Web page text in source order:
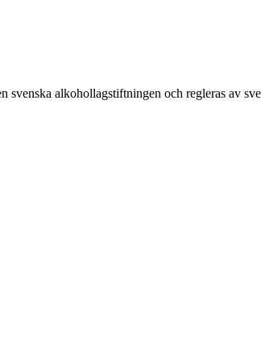
alkohollagstiftningen och regleras av